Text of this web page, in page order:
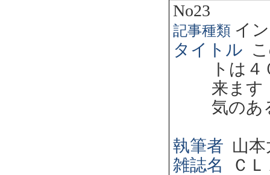
No23
記事種類 イ
タイトル
トは
来ま
気のあ
執筆者 山
雑誌名
Ｃ